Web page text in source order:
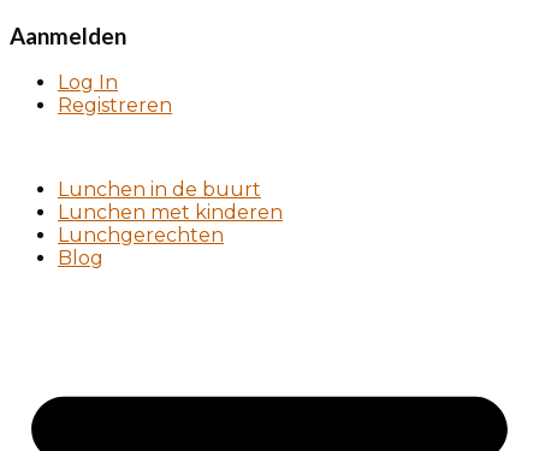
Aanmelden
Log In
Registreren
Lunchen in de buurt
Lunchen met kinderen
Lunchgerechten
Blog